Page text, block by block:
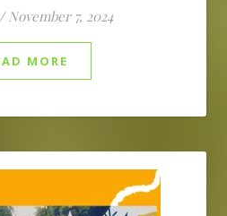
/ November 7, 2024
MORE